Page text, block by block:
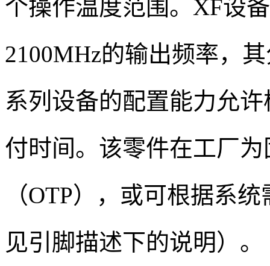
个操作温度范围。XF设
2100MHz的输出频率，
系列设备的配置能力允
付时间。该零件在工厂
（OTP），或可根据系
见引脚描述下的说明）。